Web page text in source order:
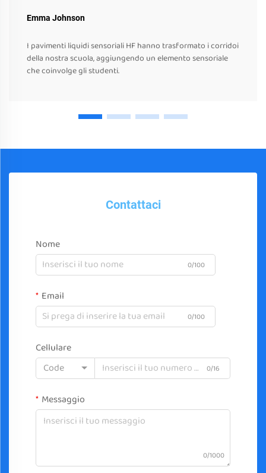
Emma Johnson
I pavimenti liquidi sensoriali HF hanno trasformato i corridoi
della nostra scuola, aggiungendo un elemento sensoriale
che coinvolge gli studenti.
Contattaci
Nome
0/100
Email
0/100
Cellulare
Code
0/16
Messaggio
0/1000